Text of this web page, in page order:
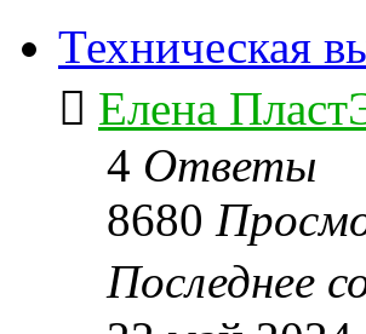
Техническая
Елена
4 Ответы
8680
Последнее